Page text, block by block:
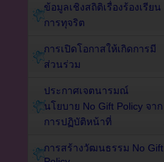
ข้อมูลเชิงสถิติเรื่องร้องเรียน
การทุจริต
การเปิดโอกาสให้เกิดการมี
ส่วนร่วม
ประกาศเจตนารมณ์
นโยบาย No Gift Policy จาก
การปฏิบัติหน้าที่
การสร้างวัฒนธรรม No Gift